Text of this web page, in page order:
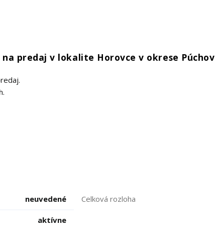
predaj v lokalite Horovce v okrese Púchov
neuvedené Celková rozloha
aktívne